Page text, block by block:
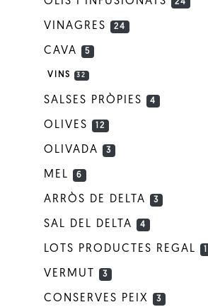
24
VINAGRES 24
CAVA 5
VINS 32
SALSES PRÒPIES 4
OLIVES 12
OLIVADA 3
MEL 6
ARRÒS DE DELTA 3
SAL DEL DELTA 4
LOTS PRODUCTES REGAL 1
VERMUT 3
CONSERVES PEIX 3